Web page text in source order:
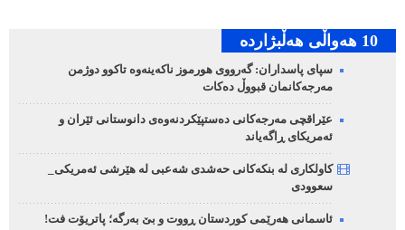
10 هه‌واڵی هه‌ڵبژارده‌
سپای پاسداران: گەرووی هورموز ناکەینەوە تاکوو دوژمن
مەرجەکانمان قبووڵ دەکات
عێراقچی مەرجەکانی دەستپێکردنەوەی دانوستانی ئێران و
ئەمریکای ڕاگەیاند
کاولکاری لە بنکەکانی حەشدی شەعبی لە هێرشی ئەمریکی_
سعوودی
ئاسمانی هەرێمی کوردستان ڕووت و بێ بەرگە؛ پاتریۆت فت!